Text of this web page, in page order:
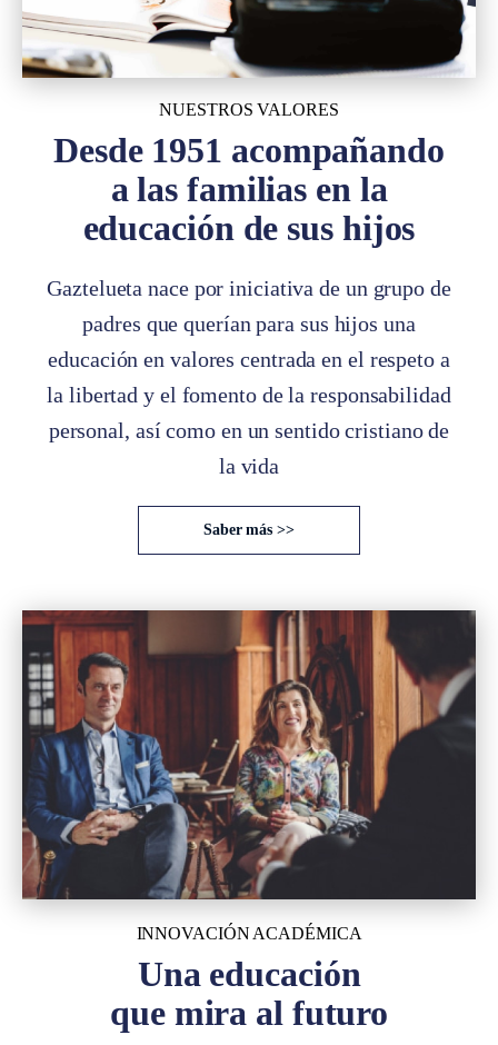
NUESTROS VALORES
Desde 1951 acompañando
a las familias en la
educación de sus hijos
Gaztelueta nace por iniciativa de un grupo de
padres que querían para sus hijos una
educación en valores centrada en el respeto a
la libertad y el fomento de la responsabilidad
personal, así como en un sentido cristiano de
la vida
Saber más >>
INNOVACIÓN ACADÉMICA
Una educación
que mira al futuro